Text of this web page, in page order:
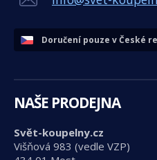
Doručení pouze v České
NAŠE PRODEJNA
Svět-koupelny.cz
Višňová 983 (vedle VZP)